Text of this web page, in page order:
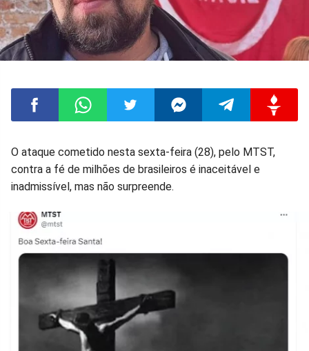
Compartilhar
no
Facebook
Compartilhar
no
Whatsapp
Compartilhar
no
Compartilhar
no
Compartilhar
Gettr
O ataque cometido nesta sexta-feira (28), pelo MTST,
contra a fé de milhões de brasileiros é inaceitável e
inadmissível, mas não surpreende.